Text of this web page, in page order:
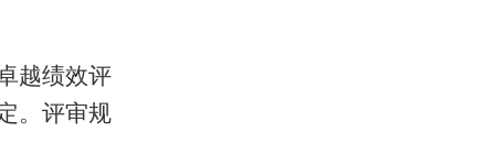
越绩效评
。评审规